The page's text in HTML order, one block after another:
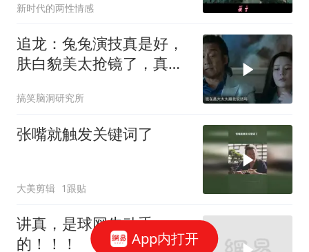
新时代的两性情感
追龙：兔兔演技真是好，
肤白貌美太抢镜了，真是
搞笑脑洞研究所
张嘴就触发关键词了
大美剪辑 1跟贴
讲真，是球网先动手
的！！！
App内打开